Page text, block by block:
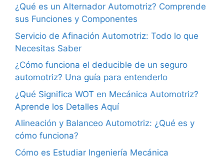
¿Qué es un Alternador Automotriz? Comprende
sus Funciones y Componentes
Servicio de Afinación Automotriz: Todo lo que
Necesitas Saber
¿Cómo funciona el deducible de un seguro
automotriz? Una guía para entenderlo
¿Qué Significa WOT en Mecánica Automotriz?
Aprende los Detalles Aquí
Alineación y Balanceo Automotriz: ¿Qué es y
cómo funciona?
Cómo es Estudiar Ingeniería Mecánica